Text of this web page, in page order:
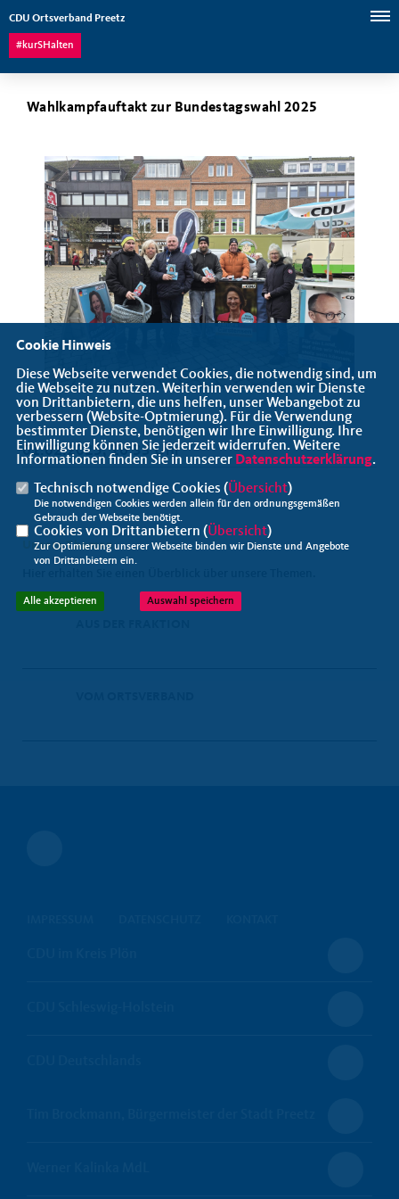
CDU Ortsverband Preetz
#kurSHalten
Wahlkampfauftakt zur Bundestagswahl 2025
01.02.2025, 16:33 Uhr
Unsere Themen
Cookie Hinweis
Diese Webseite verwendet Cookies, die notwendig sind, um
die Webseite zu nutzen. Weiterhin verwenden wir Dienste
von Drittanbietern, die uns helfen, unser Webangebot zu
verbessern (Website-Optmierung). Für die Verwendung
bestimmter Dienste, benötigen wir Ihre Einwilligung. Ihre
Einwilligung können Sie jederzeit widerrufen. Weitere
Informationen finden Sie in unserer Datenschutzerklärung.
Technisch notwendige Cookies (Übersicht)
Die notwendigen Cookies werden allein für den ordnungsgemäßen
Gebrauch der Webseite benötigt.
Cookies von Drittanbietern (Übersicht)
Zur Optimierung unserer Webseite binden wir Dienste und Angebote
von Drittanbietern ein.
Alle akzeptieren Auswahl speichern